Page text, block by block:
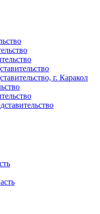
г. Каракол